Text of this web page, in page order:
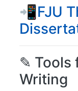
📲FJU
✎ Tools
Writing